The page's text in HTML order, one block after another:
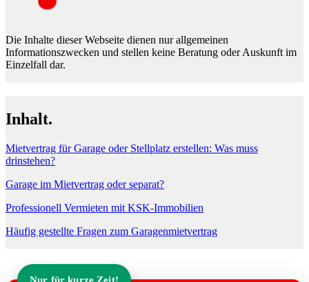
Die Inhalte dieser Webseite dienen nur allgemeinen
Informationszwecken und stellen keine Beratung oder Auskunft im
Einzelfall dar.
Inhalt.
Mietvertrag für Garage oder Stellplatz erstellen: Was muss
drinstehen?
Garage im Mietvertrag oder separat?
Professionell Vermieten mit KSK-Immobilien
Häufig gestellte Fragen zum Garagenmietvertrag